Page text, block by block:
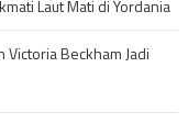
Laut Mati di Yordania
Victoria Beckham Jadi